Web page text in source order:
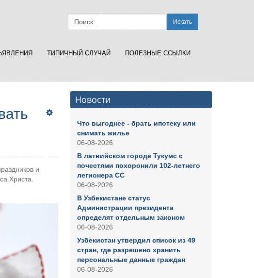
Искать
ТИПИЧНЫЙ СЛУЧАЙ ПОЛЕЗНЫЕ ССЫЛКИ
и
Христа.
Новости
Что выгоднее - брать ипотеку или
снимать жилье
06-08-2026
В латвийском городе Тукумс с
почестями похоронили 102-летнего
легионера СС
06-08-2026
В Узбекистане статус
Администрации президента
определят отдельным законом
06-08-2026
Узбекистан утвердил список из 49
стран, где разрешено хранить
персональные данные граждан
06-08-2026